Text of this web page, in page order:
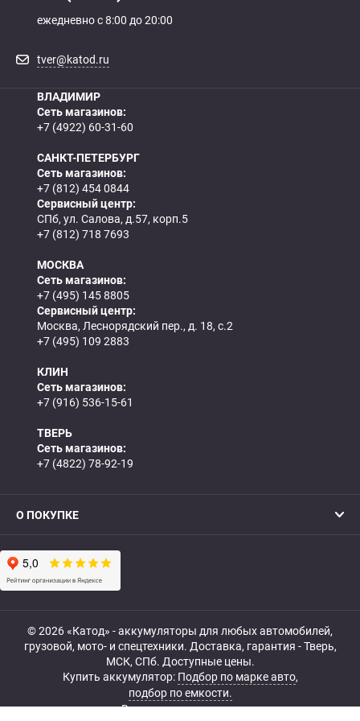
ежедневно с 8:00 до 20:00
tver@katod.ru
ВЛАДИМИР
Сеть магазинов:
+7 (4922) 60-31-60
САНКТ-ПЕТЕРБУРГ
Сеть магазинов:
+7 (812) 454 0844
Сервисный центр:
СПб, ул. Салова, д.57, корп.5
+7 (812) 718 7693
МОСКВА
Сеть магазинов:
+7 (495) 145 8805
Сервисный центр:
Москва, Леснорядский пер., д. 18, с.2
+7 (495) 109 2883
КЛИН
Сеть магазинов:
+7 (916) 536-15-61
ТВЕРЬ
Сеть магазинов:
+7 (4822) 78-92-19
О ПОКУПКЕ
© 2026 «Катод» - аккумуляторы для любых автомобилей,
грузовой, мото- и спецтехники. Доставка, гарантия - Тверь,
МСК, СПб. Доступные цены.
Купить аккумулятор: Подбор по марке авто,
подбор по емкости.
Все права защищены.